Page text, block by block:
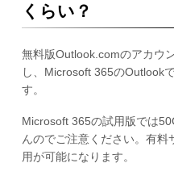
くらい？
無料版Outlook.comのアカウ
し、Microsoft 365のOutlook
す。
Microsoft 365の試用版では
んのでご注意ください。有料
用が可能になります。